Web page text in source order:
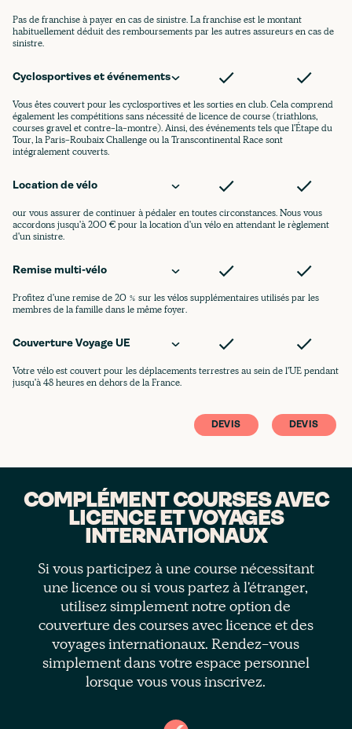
Pas de franchise à payer en cas de sinistre. La franchise est le montant
habituellement déduit des remboursements par les autres assureurs en cas de
sinistre.
Cyclosportives et événements
Vous êtes couvert pour les cyclosportives et les sorties en club. Cela comprend
également les compétitions sans nécessité de licence de course (triathlons,
courses gravel et contre-la-montre). Ainsi, des événements tels que l'Étape du
Tour, la Paris-Roubaix Challenge ou la Transcontinental Race sont
intégralement couverts.
Location de vélo
our vous assurer de continuer à pédaler en toutes circonstances. Nous vous
accordons jusqu'à 200 € pour la location d'un vélo en attendant le règlement
d'un sinistre.
Remise multi-vélo
Profitez d'une remise de 20 % sur les vélos supplémentaires utilisés par les
membres de la famille dans le même foyer.
Couverture Voyage UE
Votre vélo est couvert pour les déplacements terrestres au sein de l'UE pendant
jusqu'à 48 heures en dehors de la France.
DEVIS DEVIS
COMPLÉMENT COURSES AVEC
LICENCE ET VOYAGES
INTERNATIONAUX
Si vous participez à une course nécessitant
une licence ou si vous partez à l'étranger,
utilisez simplement notre option de
couverture des courses avec licence et des
voyages internationaux. Rendez-vous
simplement dans votre espace personnel
lorsque vous vous inscrivez.